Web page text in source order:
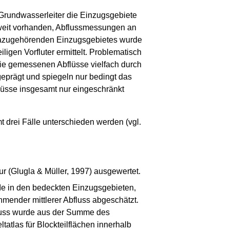
die Einzugsgebiete
vorhanden, Abflussmessungen an
Einzugsgebietes wurde
Vorfluter ermittelt. Problematisch
gemessenen Abflüsse vielfach durch
und spiegeln nur bedingt das
insgesamt nur eingeschränkt
drei Fälle unterschieden werden (vgl.
(Glugla & Müller, 1997) ausgewertet.
in den bedeckten Einzugsgebieten,
mittlerer Abfluss abgeschätzt.
wurde aus der Summe des
für Blockteilflächen innerhalb